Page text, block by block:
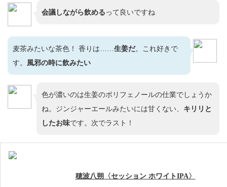
会議しながら飲めるって良いですね
麦茶みたいな茶色！ 香りは…… 生姜だ。これ好きで
す。 風邪の時に飲みたい
色が濃いのは生姜のポリフェノールの仕業でしょうか
ね。ジンジャーエールみたいには甘くない、 キリリと
したお味です。次でラスト！
穂波八朔〈セッション ホワイトIPA〉